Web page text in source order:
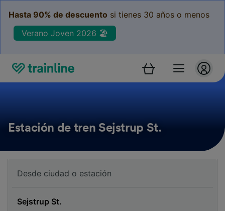
Hasta 90% de descuento si tienes 30 años o menos
Verano Joven 2026 🏖️
Estación de tren Sejstrup St.